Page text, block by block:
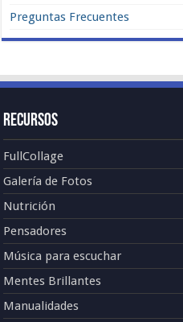
Preguntas Frecuentes
Recursos
FullCollage
Galería de Fotos
Nutrición
Pensadores
Música para escuchar
Mentes Brillantes
Manualidades